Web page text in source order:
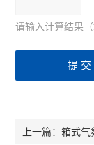
请输入计算结果
上一篇：箱式气